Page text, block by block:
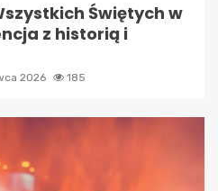
Świętych w
z historią i
2026 185